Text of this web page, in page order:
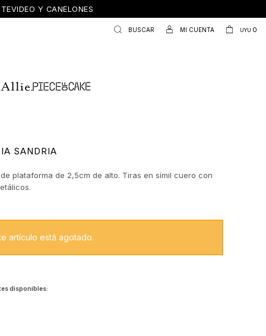
Y CANELONES
UYU 0
SANDRIA
plataforma de 2,5cm de alto. Tiras en símil cuero con
artículo está agotado.
disponibles: